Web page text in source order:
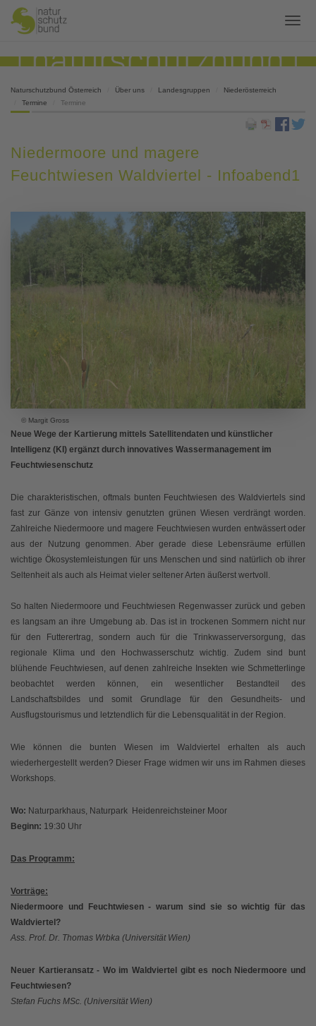
Naturschutzbund Österreich Über uns Landesgruppen
Niederösterreich
Termine
Termine
Niedermoore und magere
Feuchtwiesen Waldviertel - Infoabend1
© Margit Gross
Neue Wege der Kartierung mittels Satellitendaten und künstlicher
Intelligenz (KI) ergänzt durch innovatives Wassermanagement im
Feuchtwiesenschutz
Die charakteristischen, oftmals bunten Feuchtwiesen des Waldviertels sind
fast zur Gänze von intensiv genutzten grünen Wiesen verdrängt worden.
Zahlreiche Niedermoore und magere Feuchtwiesen wurden entwässert oder
aus der Nutzung genommen. Aber gerade diese Lebensräume erfüllen
wichtige Ökosystemleistungen für uns Menschen und sind natürlich ob ihrer
Seltenheit als auch als Heimat vieler seltener Arten äußerst wertvoll.
So halten Niedermoore und Feuchtwiesen Regenwasser zurück und geben
es langsam an ihre Umgebung ab. Das ist in trockenen Sommern nicht nur
für den Futterertrag, sondern auch für die Trinkwasserversorgung, das
regionale Klima und den Hochwasserschutz wichtig. Zudem sind bunt
blühende Feuchtwiesen, auf denen zahlreiche Insekten wie Schmetterlinge
beobachtet werden können, ein wesentlicher Bestandteil des
Landschaftsbildes und somit Grundlage für den Gesundheits- und
Ausflugstourismus und letztendlich für die Lebensqualität in der Region.
Wie können die bunten Wiesen im Waldviertel erhalten als auch
wiederhergestellt werden? Dieser Frage widmen wir uns im Rahmen dieses
Workshops.
Wo: Naturparkhaus, Naturpark Heidenreichsteiner Moor
Beginn: 19:30 Uhr
Das Programm:
Vorträge:
Niedermoore und Feuchtwiesen - warum sind sie so wichtig für das
Waldviertel?
Ass. Prof. Dr. Thomas Wrbka (Universität Wien)
Neuer Kartieransatz - Wo im Waldviertel gibt es noch Niedermoore und
Feuchtwiesen?
Stefan Fuchs MSc. (Universität Wien)